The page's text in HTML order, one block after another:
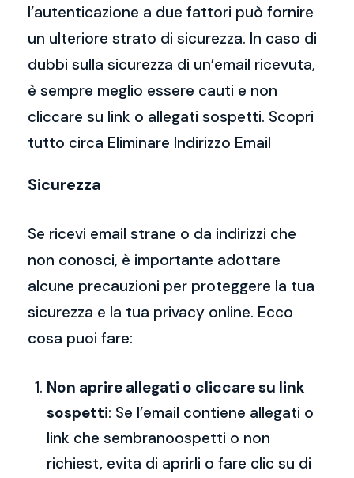
l’autenticazione a due fattori può fornire
un ulteriore strato di sicurezza. In caso di
dubbi sulla sicurezza di un’email ricevuta,
è sempre meglio essere cauti e non
cliccare su link o allegati sospetti. Scopri
tutto circa Eliminare Indirizzo Email
Sicurezza
Se ricevi email strane o da indirizzi che
non conosci, è importante adottare
alcune precauzioni per proteggere la tua
sicurezza e la tua privacy online. Ecco
cosa puoi fare:
Non aprire allegati o cliccare su link
sospetti: Se l’email contiene allegati o
link che sembranoospetti o non
richiest, evita di aprirli o fare clic su di